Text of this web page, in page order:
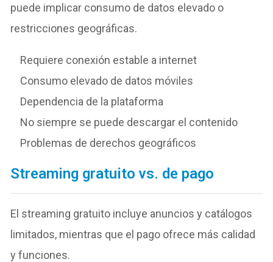
puede implicar consumo de datos elevado o
restricciones geográficas.
Requiere conexión estable a internet
Consumo elevado de datos móviles
Dependencia de la plataforma
No siempre se puede descargar el contenido
Problemas de derechos geográficos
Streaming gratuito vs. de pago
El streaming gratuito incluye anuncios y catálogos
limitados, mientras que el pago ofrece más calidad
y funciones.